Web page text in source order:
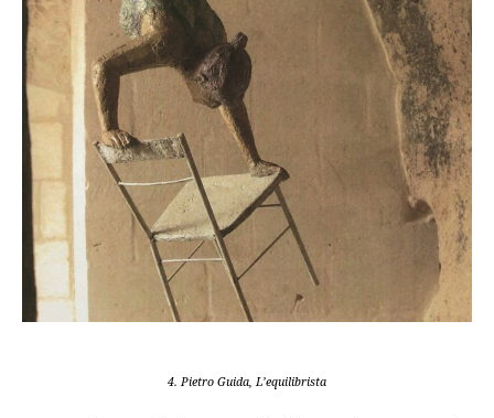
4. Pietro Guida, L’equilibrista